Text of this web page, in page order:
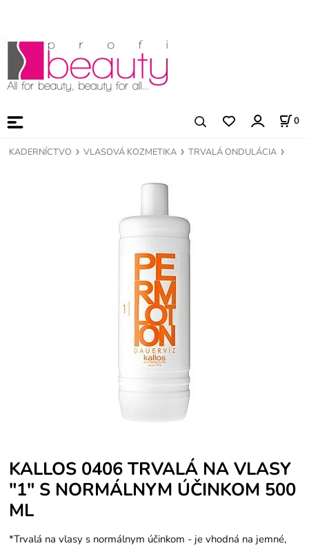
0
KADERNÍCTVO VLASOVÁ KOZMETIKA TRVALÁ ONDULÁCIA
KALLOS 0406 TRVALÁ NA VLASY
"1" S NORMÁLNYM ÚČINKOM 500
ML
*Trvalá na vlasy s normálnym účinkom - je vhodná na jemné,